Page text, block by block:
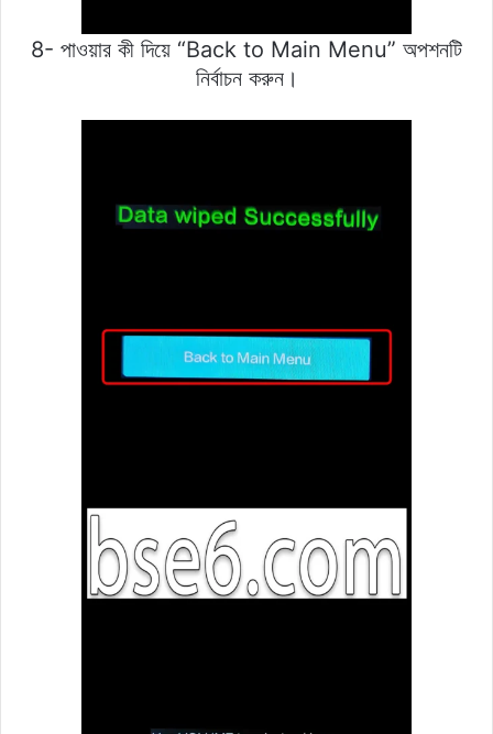
8- পাওয়ার কী দিয়ে “Back to Main Menu” অপশনটি
নির্বাচন করুন।